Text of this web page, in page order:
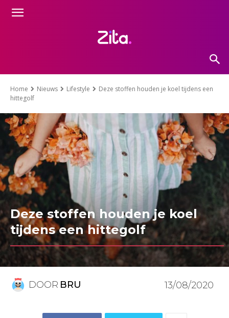
Home Nieuws Lifestyle
Deze stoffen houden je koel tijdens een
hittegolf
Deze stoffen houden je koel
tijdens een hittegolf
DOOR BRU 13/08/2020